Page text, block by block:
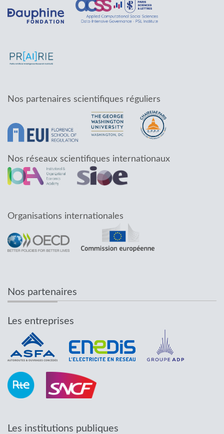
Nos partenaires scientifiques réguliers
Nos réseaux scientifiques internationaux
Organisations internationales
Nos partenaires
Les entreprises
Les institutions publiques